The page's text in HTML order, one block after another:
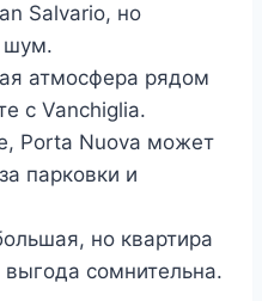
Salvario, но
шум.
атмосфера рядом
с Vanchiglia.
Porta Nuova может
парковки и
но квартира
сомнительна.